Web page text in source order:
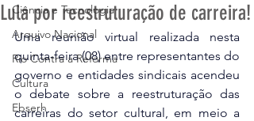
Ciência e Tecnologia
Arquivo Nacional
Rio Contra a Reforma
Cultura
Ebserh
Lula por reestruturação de carreira!
Uma reunião virtual realizada nesta
quinta-feira (08) entre representantes do
governo e entidades sindicais acendeu
o debate sobre a reestruturação das
carreiras do setor cultural, em meio a